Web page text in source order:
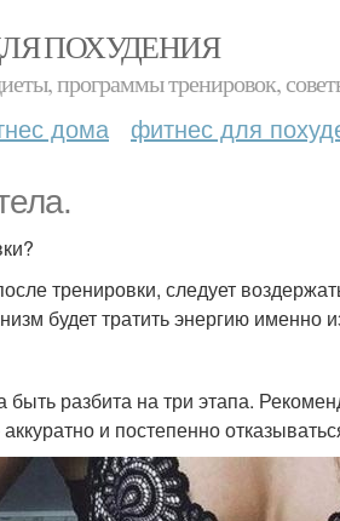
ПОХУДЕНИЯ
программы тренировок,
дома фитнес для
тренировки, следует
будет тратить энергию именно
разбита на три этапа.
и постепенно